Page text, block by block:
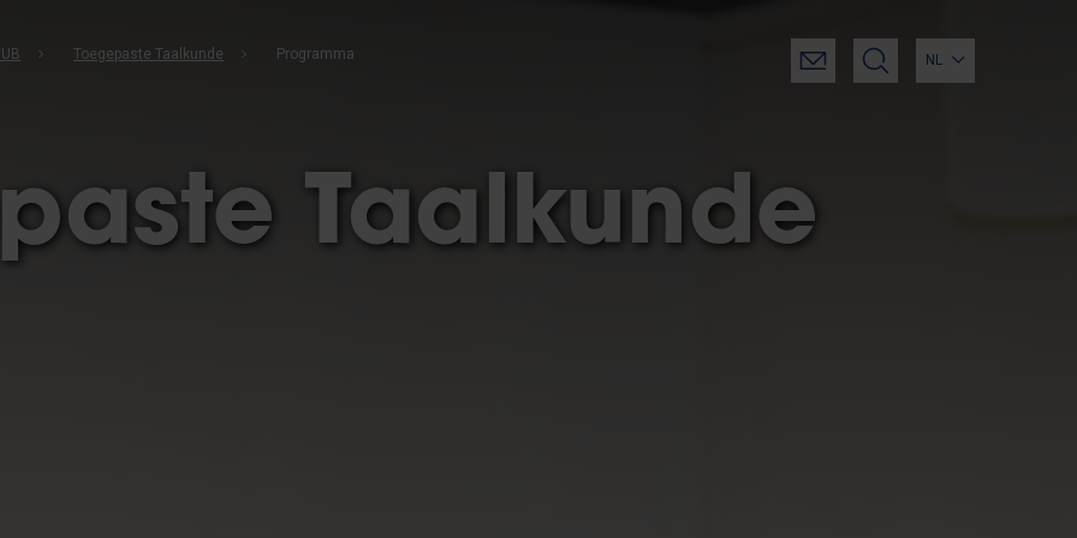
Toegepaste Taalkunde Programma NL
Taalkunde